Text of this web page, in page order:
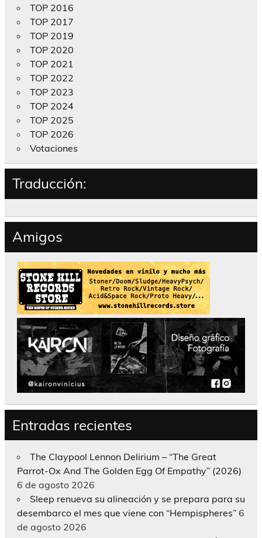
TOP 2016
TOP 2017
TOP 2019
TOP 2020
TOP 2021
TOP 2022
TOP 2023
TOP 2024
TOP 2025
TOP 2026
Votaciones
Traducción:
Amigos
Entradas recientes
The Claypool Lennon Delirium – “The Great
Parrot-Ox And The Golden Egg Of Empathy” (2026)
6 de agosto 2026
Sleep renueva su alineación y se prepara para su
desembarco el mes que viene con “Hempispheres” 6
de agosto 2026